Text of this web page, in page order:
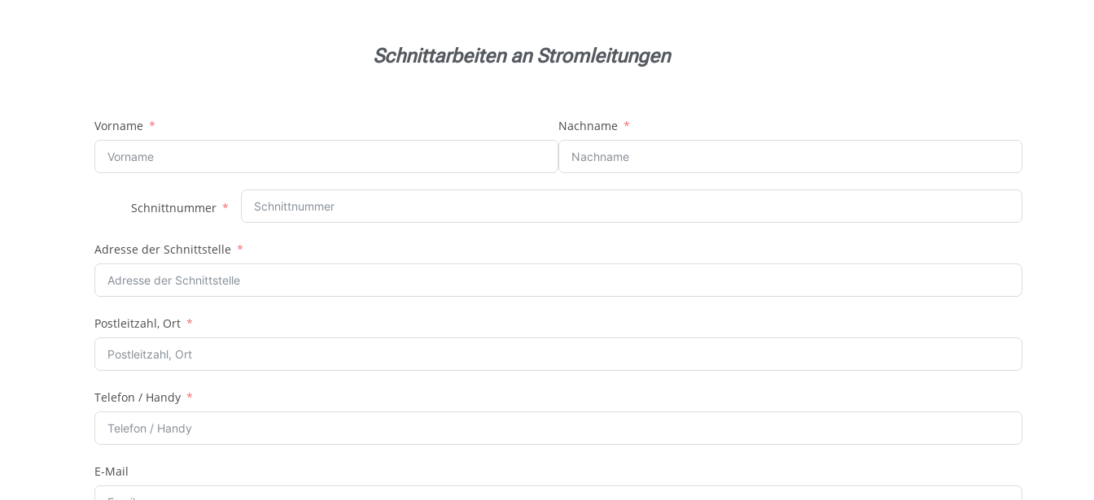
Schnittarbeiten an Stromleitungen
Vorname Nachname
Schnittnummer
Adresse der Schnittstelle
Postleitzahl, Ort
Telefon / Handy
E-Mail